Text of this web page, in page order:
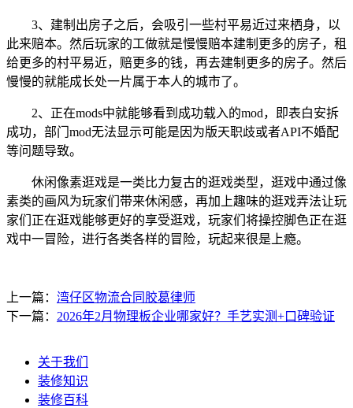
3、建制出房子之后，会吸引一些村平易近过来栖身，以
此来赔本。然后玩家的工做就是慢慢赔本建制更多的房子，租
给更多的村平易近，赔更多的钱，再去建制更多的房子。然后
慢慢的就能成长处一片属于本人的城市了。
2、正在mods中就能够看到成功载入的mod，即表白安拆
成功，部门mod无法显示可能是因为版天职歧或者API不婚配
等问题导致。
休闲像素逛戏是一类比力复古的逛戏类型，逛戏中通过像
素类的画风为玩家们带来休闲感，再加上趣味的逛戏弄法让玩
家们正在逛戏能够更好的享受逛戏，玩家们将操控脚色正在逛
戏中一冒险，进行各类各样的冒险，玩起来很是上瘾。
上一篇： 湾仔区物流合同胶葛律师
下一篇： 2026年2月物理板企业哪家好？手艺实测+口碑验证
关于我们
装修知识
装修百科